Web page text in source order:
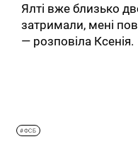
Ялті вже близько
затримали, мені
— розповіла Ксенія.
#ФСБ